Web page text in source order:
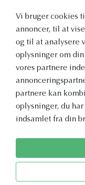
Vi bruger cookies
annoncer, til at
og til at analysere
oplysninger om
vores partnere
partnere kan
oplysninger, du
indsamlet fra din
Vores